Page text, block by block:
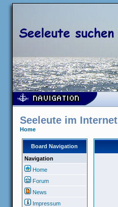
Seeleute im Internet
Home
Board Navigation
Navigation
Home
Forum
News
Impressum